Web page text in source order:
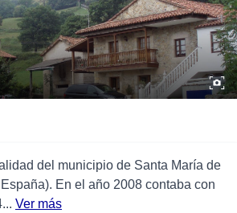
del municipio de Santa María de
En el año 2008 contaba con
Ver más